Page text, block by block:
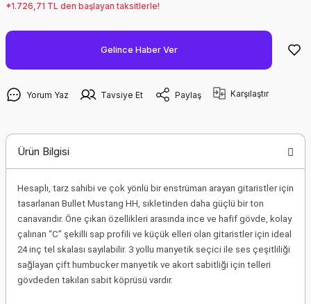
*1.726,71 TL den başlayan taksitlerle!
Gelince Haber Ver
Yorum Yaz Tavsiye Et Paylaş Karşılaştır
Ürün Bilgisi
Hesaplı, tarz sahibi ve çok yönlü bir enstrüman arayan gitaristler için
tasarlanan Bullet Mustang HH, sıkletinden daha güçlü bir ton
canavarıdır. Öne çıkan özellikleri arasında ince ve hafif gövde, kolay
çalınan “C” şekilli sap profili ve küçük elleri olan gitaristler için ideal
24 inç tel skalası sayılabilir. 3 yollu manyetik seçici ile ses çeşitliliği
sağlayan çift humbucker manyetik ve akort sabitliği için telleri
gövdeden takılan sabit köprüsü vardır.